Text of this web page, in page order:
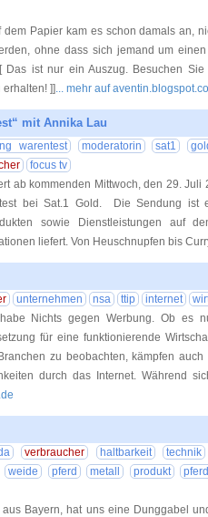
dem Papier kam es schon damals an,
ohne dass sich jemand um
Das ist nur ein Auszug. Besuchen
erhalten! ]]... mehr auf
mit Annika Lau
warentest moderatorin sat1
focus tv
ab kommenden Mittwoch, den 29. Juli
bei Sat.1 Gold. Die Sendung ist
sowie Dienstleistungen auf
liefert. Von Heuschnupfen bis
unternehmen nsa ttip internet
Nichts gegen Werbung. Ob es
für eine funktionierende
zu beobachten, kämpfen
durch das Internet. Während
verbraucher haltbarkeit
technik
weide pferd metall produkt
Bayern, hat uns eine Dunggabel